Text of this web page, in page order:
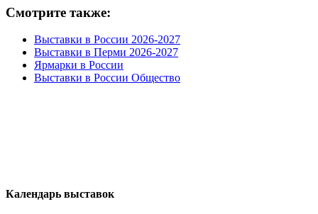
Смотрите также:
Выставки в России 2026-2027
Выставки в Перми 2026-2027
Ярмарки в России
Выставки в России Общество
Календарь выставок